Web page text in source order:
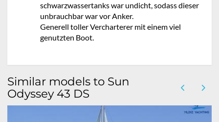
schwarzwassertanks war undicht, sodass dieser
unbrauchbar war vor Anker.
Generell toller Vercharterer mit einem viel
genutzten Boot.
Similar models to Sun
Odyssey 43 DS